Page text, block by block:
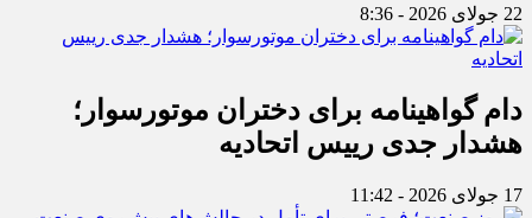
22 جولای 2026 - 8:36
دام گواهینامه برای دختران موتورسوار؛
هشدار جدی رییس اتحادیه
17 جولای 2026 - 11:42